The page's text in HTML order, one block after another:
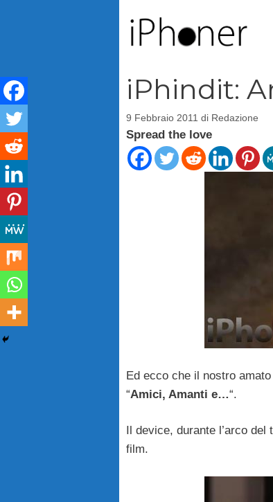
iPhindit:
9 Febbraio 2011 di Redazione
Spread the love
Ed ecco che il nostro
“Amici, Amanti e…“.
Il device, durante l’arco
film.